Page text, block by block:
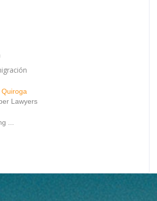
Lawyers
...